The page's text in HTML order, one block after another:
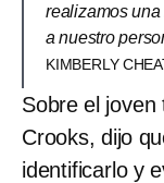
realizamos
a nuestro
KIMBERLY
Sobre el
Crooks, dijo
identificarlo y